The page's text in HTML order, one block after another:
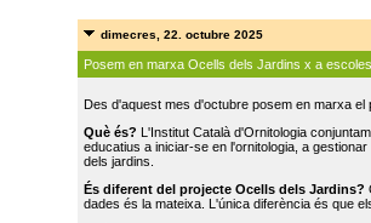
dimecres, 22. octubre 2025
Posem en marxa Ocells dels Jardins x a escoles
Des d'aquest mes d'octubre posem en marxa
Què és? L'Institut Català d'Ornitologia
educatius a iniciar-se en l'ornitologia, a
dels jardins.
És diferent del projecte Ocells dels Jardins?
dades és la mateixa. L'única diferència és que